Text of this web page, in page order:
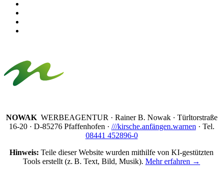
NOWAKWERBEAGENTUR · Rainer B. Nowak · Türltorstraße
16-20 · D-85276 Pfaffenhofen · ///kirsche.anfängen.warnen · Tel.
08441 452896-0
Hinweis: Teile dieser Website wurden mithilfe von KI-gestützten
Tools erstellt (z. B. Text, Bild, Musik). Mehr erfahren →